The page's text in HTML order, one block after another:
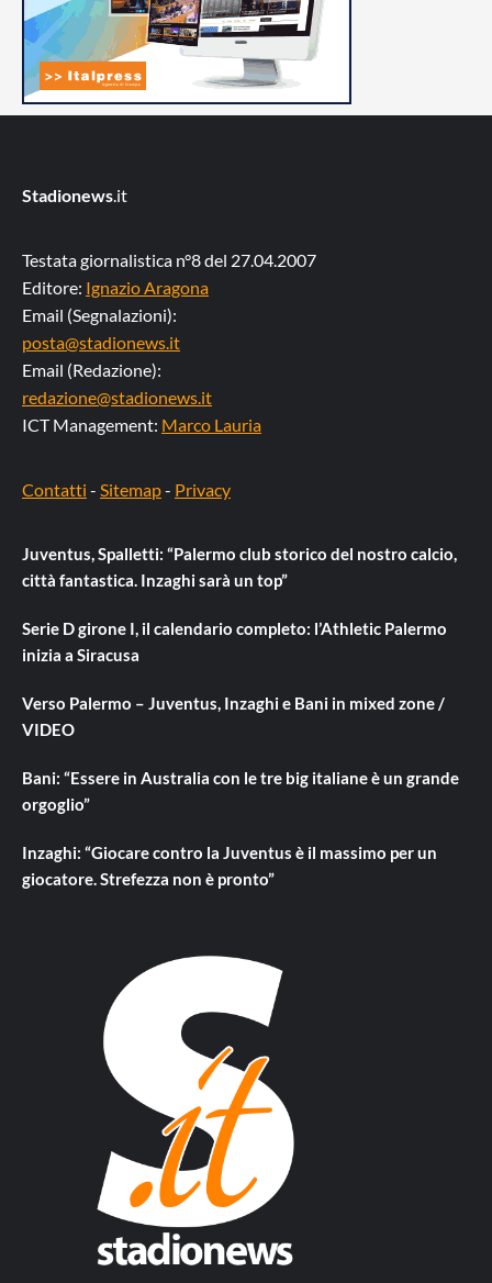
Stadionews.it
Testata giornalistica n°8 del 27.04.2007
Editore: Ignazio Aragona
Email (Segnalazioni):
posta@stadionews.it
Email (Redazione):
redazione@stadionews.it
ICT Management: Marco Lauria
Contatti - Sitemap- Privacy
Juventus, Spalletti: “Palermo club storico del nostro calcio,
città fantastica. Inzaghi sarà un top”
Serie D girone I, il calendario completo: l’Athletic Palermo
inizia a Siracusa
Verso Palermo – Juventus, Inzaghi e Bani in mixed zone /
VIDEO
Bani: “Essere in Australia con le tre big italiane è un grande
orgoglio”
Inzaghi: “Giocare contro la Juventus è il massimo per un
giocatore. Strefezza non è pronto”